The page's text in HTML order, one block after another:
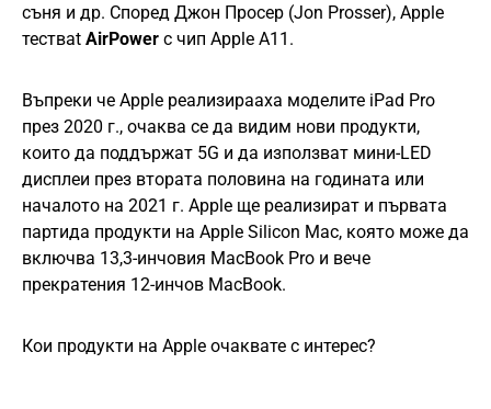
съня и др. Според Джон Просер (Jon Prosser), Apple
тестваt AirPower с чип Apple A11.
Въпреки че Apple реализирааха моделите iPad Pro
през 2020 г., очаква се да видим нови продукти,
които да поддържат 5G и да използват мини-LED
дисплеи през втората половина на годината или
началото на 2021 г. Apple ще реализират и първата
партида продукти на Apple Silicon Mac, която може да
включва 13,3-инчовия MacBook Pro и вече
прекратения 12-инчов MacBook.
Кои продукти на Apple очаквате с интерес?